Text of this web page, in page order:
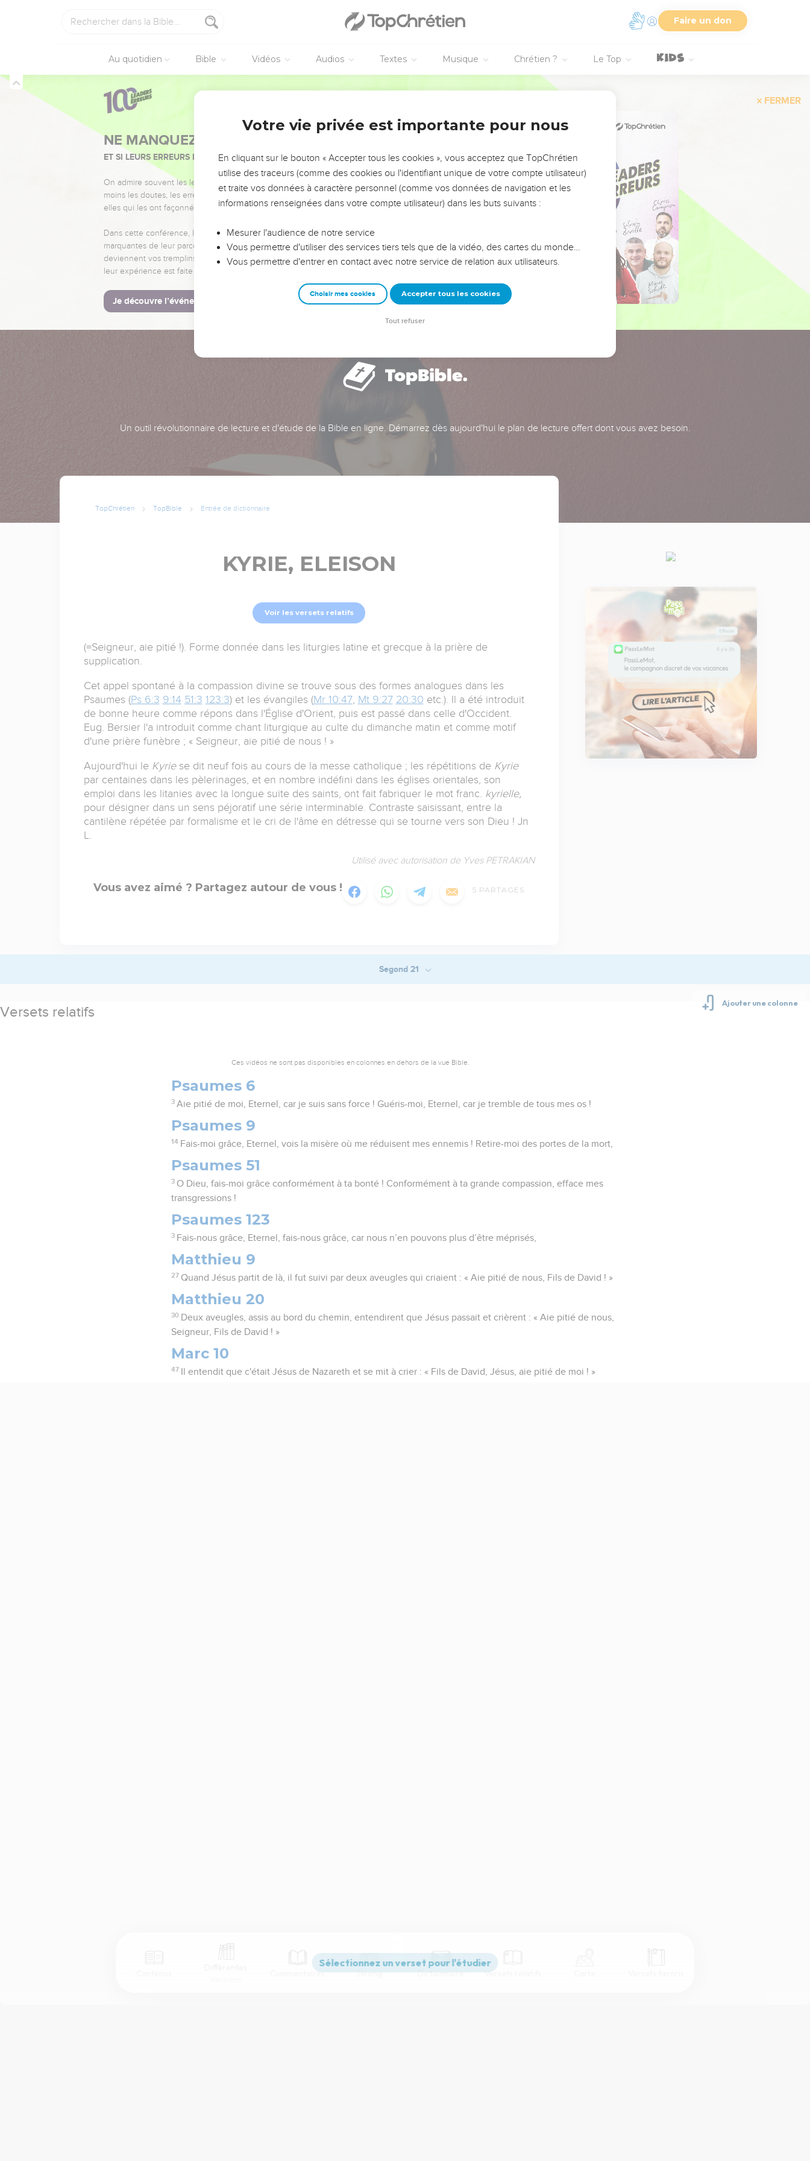
Faire un don
Au quotidien Bible Vidéos Audios Textes Musique Chrétien ? Le Top
FERMER
NE MANQUEZ PAS L’ÉVÉNEMENT DE L’ANNÉE !
ET SI LEURS ERREURS POUVAIENT VOUS ÉVITER LES VOTRES ?
On admire souvent les leaders pour leurs réussites, leur impact, leur foi ou leur vision. Mais on voit
moins les doutes, les erreurs et les saisons difficiles qu'ils ont traversés, alors même que ce sont
elles qui les ont façonnés.
Dans cette conférence, leaders, entrepreneurs, et responsables reviennent sur les erreurs
marquantes de leur parcours et les clés pour avancer avec plus de sagesse afin que leurs erreurs
deviennent vos tremplins. Que vous guidiez un ministère, une équipe, un groupe ou une famille,
leur expérience est faite pour vous.
Je découvre l’événement
Un outil révolutionnaire de lecture et d'étude de la Bible en ligne. Démarrez dès aujourd'hui le plan de lecture offert dont vous avez besoin.
TopChrétien TopBible Entrée de dictionnaire
KYRIE, ELEISON
Voir les versets relatifs
(=Seigneur, aie pitié !). Forme donnée dans les liturgies latine et grecque à la prière de
supplication.
Cet appel spontané à la compassion divine se trouve sous des formes analogues dans les
Psaumes (Ps 6:3 9:14 51:3 123:3) et les évangiles (Mr 10:47, Mt 9:27 20:30 etc.). Il a été introduit
de bonne heure comme répons dans l'Église d'Orient, puis est passé dans celle d'Occident.
Eug. Bersier l'a introduit comme chant liturgique au culte du dimanche matin et comme motif
d'une prière funèbre ; « Seigneur, aie pitié de nous ! »
Aujourd'hui le Kyrie se dit neuf fois au cours de la messe catholique ; les répétitions de Kyrie
par centaines dans les pèlerinages, et en nombre indéfini dans les églises orientales, son
emploi dans les litanies avec la longue suite des saints, ont fait fabriquer le mot franc. kyrielle,
pour désigner dans un sens péjoratif une série interminable. Contraste saisissant, entre la
cantilène répétée par formalisme et le cri de l'âme en détresse qui se tourne vers son Dieu ! Jn
L.
Utilisé avec autorisation de Yves PETRAKIAN
Vous avez aimé ? Partagez autour de vous ! 5 PARTAGES
Commentaires Strong Dictionnaire Versets relatifs
Segond 21
Versets relatifs
Ces vidéos ne sont pas disponibles en colonnes en dehors de la vue Bible.
Psaumes 6
3 Aie pitié de moi, Eternel, car je suis sans force ! Guéris-moi, Eternel, car je tremble de tous mes os !
Psaumes 9
14 Fais-moi grâce, Eternel, vois la misère où me réduisent mes ennemis ! Retire-moi des portes de la mort,
Psaumes 51
3 O Dieu, fais-moi grâce conformément à ta bonté ! Conformément à ta grande compassion, efface mes
transgressions !
Psaumes 123
3 Fais-nous grâce, Eternel, fais-nous grâce, car nous n’en pouvons plus d’être méprisés,
Matthieu 9
27 Quand Jésus partit de là, il fut suivi par deux aveugles qui criaient : « Aie pitié de nous, Fils de David ! »
Matthieu 20
30 Deux aveugles, assis au bord du chemin, entendirent que Jésus passait et crièrent : « Aie pitié de nous,
Seigneur, Fils de David ! »
Marc 10
47 Il entendit que c'était Jésus de Nazareth et se mit à crier : « Fils de David, Jésus, aie pitié de moi ! »
Votre vie privée est importante pour nous
En cliquant sur le bouton « Accepter tous les cookies », vous acceptez que TopChrétien
utilise des traceurs (comme des cookies ou l'identifiant unique de votre compte utilisateur)
et traite vos données à caractère personnel (comme vos données de navigation et les
informations renseignées dans votre compte utilisateur) dans les buts suivants :
Mesurer l'audience de notre service
Vous permettre d'utiliser des services tiers tels que de la vidéo, des cartes du monde…
Vous permettre d'entrer en contact avec notre service de relation aux utilisateurs.
Choisir mes cookies Accepter tous les cookies
Tout refuser